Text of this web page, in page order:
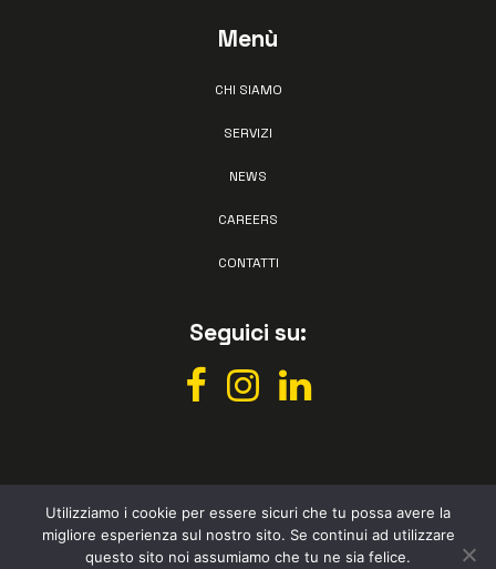
Menù
CHI SIAMO
SERVIZI
NEWS
CAREERS
CONTATTI
Seguici su:
All rights reserved © Vismec 2026 –Privacy policy – Powered by
Utilizziamo i cookie per essere sicuri che tu possa avere la
migliore esperienza sul nostro sito. Se continui ad utilizzare
questo sito noi assumiamo che tu ne sia felice.